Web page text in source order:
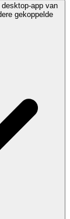
app van
gekoppelde